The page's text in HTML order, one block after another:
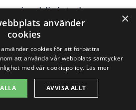
blir inte bara mer
utan ger också ett kök
av under många år
gratis och utan
×
använder
cookies
cookies för att förbättra
att använda vår webbplats samtycker
med vår cookiepolicy. Läs mer
AVVISA ALLT